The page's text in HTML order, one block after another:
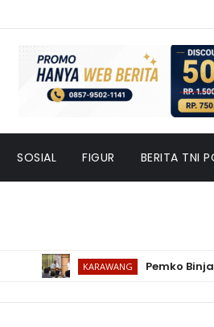
SOSIAL FIGUR BERITA TNI
KARAWANG Pemko Binjai